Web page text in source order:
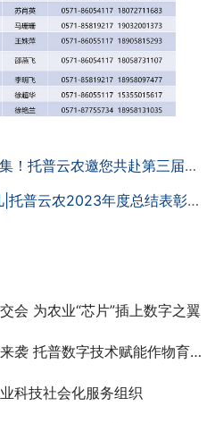
云农邀您共赴第三届种业科学家大会
年度总结表彰暨2024年会盛典圆满落幕
会 为农业“芯片”插上数字之翼
袭 托普数字技术赋能作物育种
科技社会化服务组织